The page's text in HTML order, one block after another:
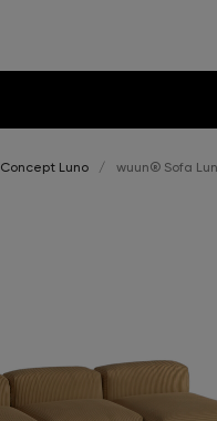
Concept Luno wuun® Sofa